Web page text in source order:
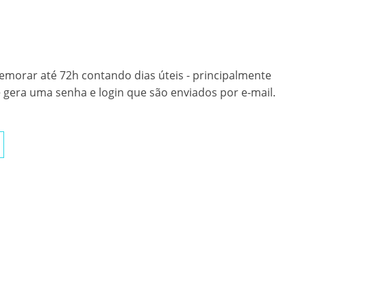
até 72h contando dias úteis - principalmente
uma senha e login que são enviados por e-mail.